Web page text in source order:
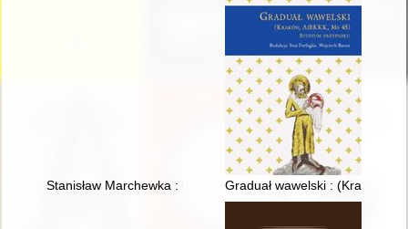
Stanisław Marchewka : historia zapisana w aktach IPN i
Graduał wawelski : (Kraków,